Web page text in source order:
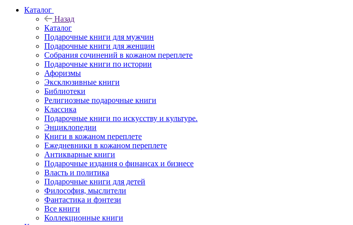
Каталог
Назад
Каталог
Подарочные книги для мужчин
Подарочные книги для женщин
Собрания сочинений в кожаном переплете
Подарочные книги по истории
Афоризмы
Эксклюзивные книги
Библиотеки
Религиозные подарочные книги
Классика
Подарочные книги по искусству и культуре.
Энциклопедии
Книги в кожаном переплете
Ежедневники в кожаном переплете
Антикварные книги
Подарочные издания о финансах и бизнесе
Власть и политика
Подарочные книги для детей
Философия, мыслители
Фантастика и фэнтези
Все книги
Коллекционные книги